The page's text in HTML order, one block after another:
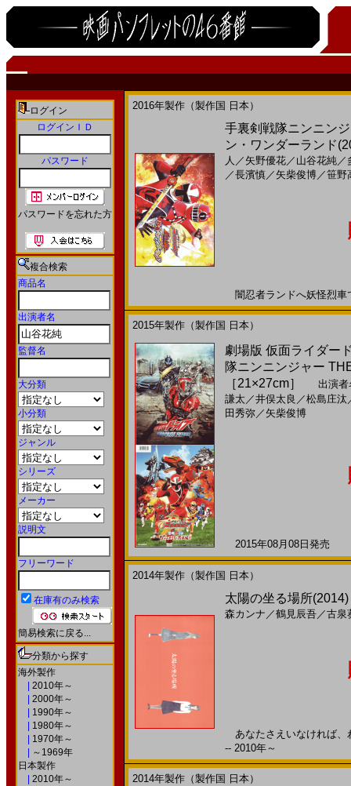
ログイン
ログインＩＤ
パスワード
パスワードを忘れた方
複合検索
商品名
出演者名
監督名
大分類
小分類
ジャンル
シリーズ
メーカー
説明文
フリーワード
在庫有のみ検索
簡易検索に戻る...
分類から探す
海外製作
2010年～
2000年～
1990年～
1980年～
1970年～
～1969年
日本製作
2010年～
2016年製作（製作国 日本）
手裏剣戦隊ニンニン
ン・ワンダーランド
人 ／ 矢野優花／ 山谷花純／
／長濱慎／ 矢柴俊博／笹野
闇忍者ランドへ妖怪烈
2015年製作（製作国 日本）
劇場版 仮面ライダー
隊ニンニンジャー
［21×27cm］
出演者
謙太 ／井俣太良 ／松島庄汰
田秀弥／ 矢柴俊博
2015年08月08日発売
2014年製作（製作国 日本）
太陽の坐る場所
森カンナ ／鶴見辰吾／古泉
あなたさえいなければ
-- 2010年～
2014年製作（製作国 日本）